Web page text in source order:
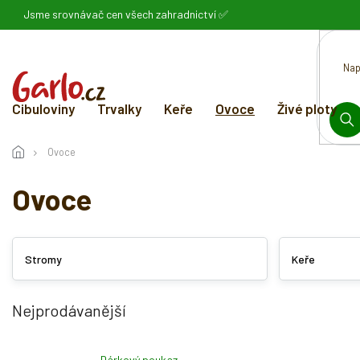
Jsme srovnávač cen všech zahradnictví ✅
Cibuloviny Trvalky Keře Ovoce Živé ploty
Ovoce
Ovoce
Stromy Keře
Nejprodávanější